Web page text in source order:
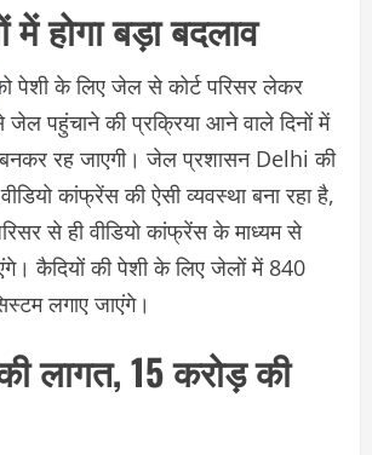
होगा बड़ा बदलाव
पेशी के लिए जेल से कोर्ट परिसर लेकर
जेल पहुंचाने की प्रक्रिया आने वाले दिनों में
बनकर रह जाएगी। जेल प्रशासन Delhi की
कांफ्रेंस की ऐसी व्यवस्था बना रहा है,
से ही वीडियो कांफ्रेंस के माध्यम से
कैदियों की पेशी के लिए जेलों में 840
लगाए जाएंगे।
लागत, 15 करोड़ की